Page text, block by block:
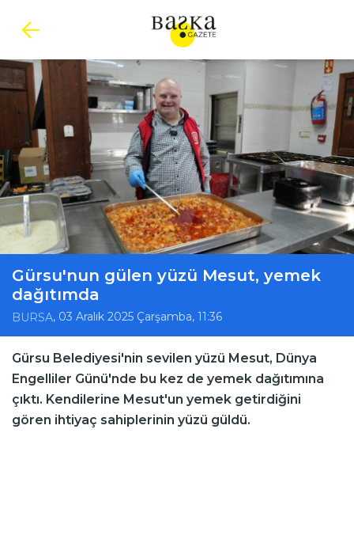
Gürsu'nun gülen yüzü Mesut, yemek
dağıtımda
BURSA, 03 Aralık 2025 Çarşamba, 11:36
Gürsu Belediyesi'nin sevilen yüzü Mesut, Dünya
Engelliler Günü'nde bu kez de yemek dağıtımına
çıktı. Kendilerine Mesut'un yemek getirdiğini
gören ihtiyaç sahiplerinin yüzü güldü.